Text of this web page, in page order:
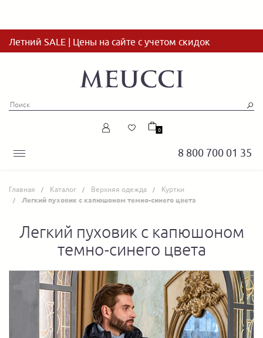
Летний SALE | Цены на сайте с учетом скидок
8 800 700 01 35
0
Главная Каталог Верхняя одежда Куртки
Легкий пуховик с капюшоном темно-синего цвета
Легкий пуховик с капюшоном
темно-синего цвета